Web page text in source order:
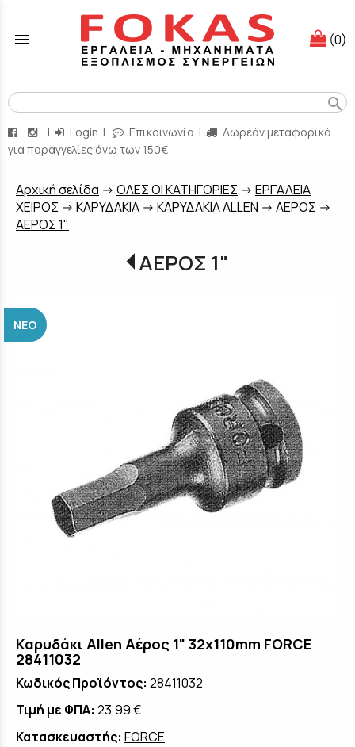
menu (0)
search
| Login | Επικοινωνία |
Δωρεάν μεταφορικά
για παραγγελίες άνω των 150€
Aρχική σελίδα -> ΟΛΕΣ ΟΙ ΚΑΤΗΓΟΡΙΕΣ -> ΕΡΓΑΛΕΙΑ
ΧΕΙΡΟΣ -> ΚΑΡΥΔΑΚΙΑ -> ΚΑΡΥΔΑΚΙΑ ALLEN -> ΑΕΡΟΣ ->
ΑΕΡΟΣ 1"
ΑΕΡΟΣ 1"
ΝΈΟ
Καρυδάκι Allen Αέρος 1" 32x110mm FORCE
28411032
Κωδικός Προϊόντος: 28411032
Τιμή με ΦΠΑ: 23,99 €
Κατασκευαστής: FORCE